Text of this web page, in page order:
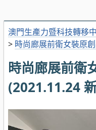
澳門生產力暨科技轉移
> 時尚廊展前衛女裝原
時尚廊展前衛
(2021.11.24